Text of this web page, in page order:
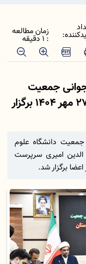
زمان مطالعه
: 1 دقیقه
جمعیت
دانشگاه علوم پزشکی لرستان 27 مهر 1404 برگزار
دانشگاه علوم
امیری سرپرست
برگزار شد.